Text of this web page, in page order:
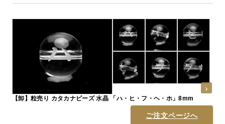
【卸】粒売り カタカナビーズ 水晶 「ハ・ヒ・フ・ヘ・ホ」8mm
ご注文ページへ